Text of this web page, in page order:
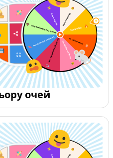
очей